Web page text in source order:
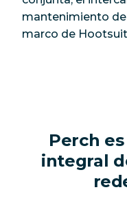
mantenimiento
marco de
Perch
integral